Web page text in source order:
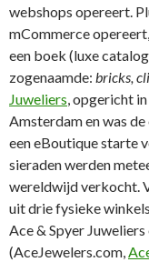
webshops opereert.
mCommerce
een boek (luxe
zogenaamde: bricks,
Juweliers, opgericht
Amsterdam en was
een eBoutique starte
sieraden werden
wereldwijd verkocht.
uit drie fysieke
Ace & Spyer
(AceJewelers.com,